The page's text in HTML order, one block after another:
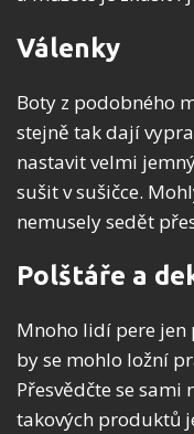
Válenky
Boty z podobného
stejně tak dají
nastavit velmi
sušit v sušičce.
nemusely sedět
Polštáře a
Mnoho lidí pere jen
by se mohlo ložní
Přesvědčte se sami
takových produktů